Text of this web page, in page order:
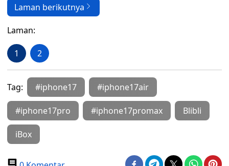
Laman berikutnya
Laman:
1 2
Tag: #iphone17 #iphone17air
#iphone17pro #iphone17promax Blibli
iBox